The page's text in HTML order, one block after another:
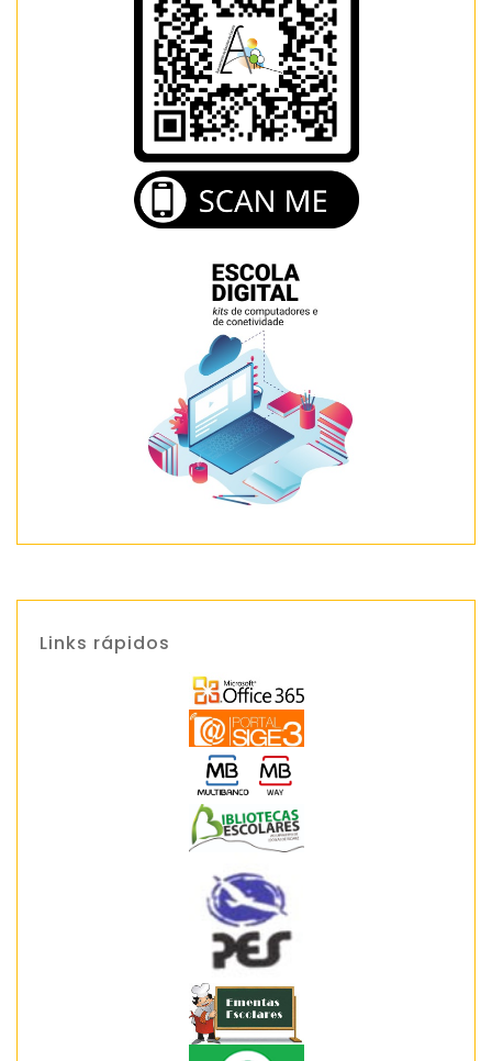
Links rápidos